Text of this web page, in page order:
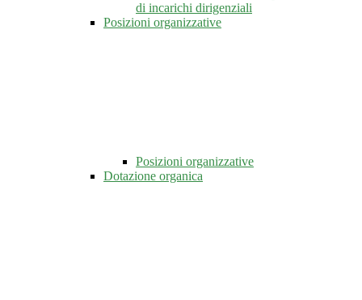
di incarichi dirigenziali
Posizioni organizzative
Posizioni organizzative
Dotazione organica